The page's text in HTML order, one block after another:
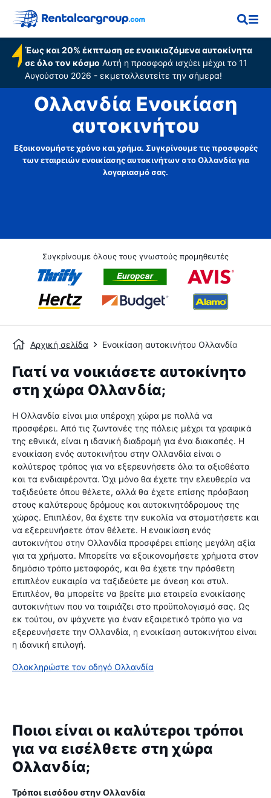
Έως και 20% έκπτωση σε ενοικιαζόμενα αυτοκίνητα
σε όλο τον κόσμο Αυτή η προσφορά ισχύει μέχρι το 11
Αυγούστου 2026 - εκμεταλλευτείτε την σήμερα!
Ολλανδία Ενοικίαση
αυτοκινήτου
Εξοικονομήστε χρόνο και χρήμα. Συγκρίνουμε τις προσφορές
των εταιρειών ενοικίασης αυτοκινήτων στο Ολλανδία για
λογαριασμό σας.
Συγκρίνουμε όλους τους γνωστούς προμηθευτές
Αρχική σελίδα Ενοικίαση αυτοκινήτου Ολλανδία
Γιατί να νοικιάσετε αυτοκίνητο
στη χώρα Ολλανδία;
Η Ολλανδία είναι μια υπέροχη χώρα με πολλά να
προσφέρει. Από τις ζωντανές της πόλεις μέχρι τα γραφικά
της εθνικά, είναι η ιδανική διαδρομή για ένα διακοπές. Η
ενοικίαση ενός αυτοκινήτου στην Ολλανδία είναι ο
καλύτερος τρόπος για να εξερευνήσετε όλα τα αξιοθέατα
και τα ενδιαφέροντα. Όχι μόνο θα έχετε την ελευθερία να
ταξιδεύετε όπου θέλετε, αλλά θα έχετε επίσης πρόσβαση
στους καλύτερους δρόμους και αυτοκινητόδρομους της
χώρας. Επιπλέον, θα έχετε την ευκολία να σταματήσετε και
να εξερευνήσετε όταν θέλετε. Η ενοικίαση ενός
αυτοκινήτου στην Ολλανδία προσφέρει επίσης μεγάλη αξία
για τα χρήματα. Μπορείτε να εξοικονομήσετε χρήματα στον
δημόσιο τρόπο μεταφοράς, και θα έχετε την πρόσθετη
επιπλέον ευκαιρία να ταξιδεύετε με άνεση και στυλ.
Επιπλέον, θα μπορείτε να βρείτε μια εταιρεία ενοικίασης
αυτοκινήτων που να ταιριάζει στο προϋπολογισμό σας. Ως
εκ τούτου, αν ψάχνετε για έναν εξαιρετικό τρόπο για να
εξερευνήσετε την Ολλανδία, η ενοικίαση αυτοκινήτου είναι
η ιδανική επιλογή.
Ολοκληρώστε τον οδηγό Ολλανδία
Ποιοι είναι οι καλύτεροι τρόποι
για να εισέλθετε στη χώρα
Ολλανδία;
Τρόποι εισόδου στην Ολλανδία